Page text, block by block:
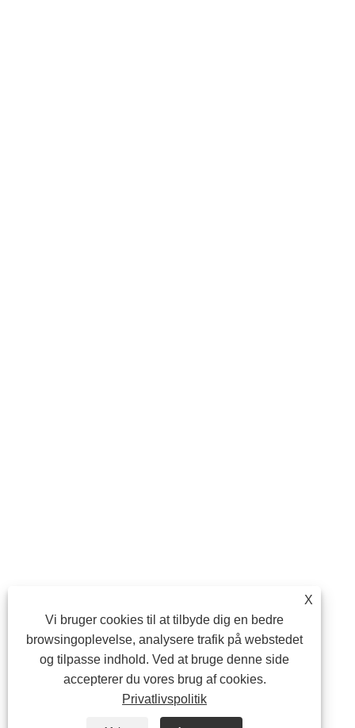
X
Vi bruger cookies til at tilbyde dig en bedre
browsingoplevelse, analysere trafik på webstedet
og tilpasse indhold. Ved at bruge denne side
accepterer du vores brug af cookies.
Privatlivspolitik